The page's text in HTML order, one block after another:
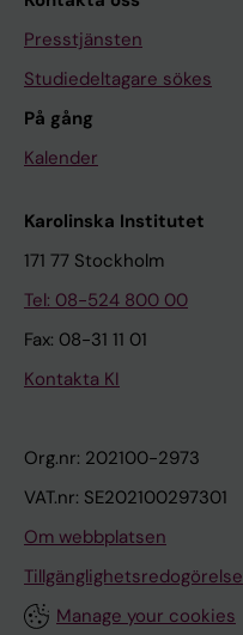
Presstjänsten
Studiedeltagare sökes
På gång
Kalender
Karolinska Institutet
171 77 Stockholm
Tel: 08-524 800 00
Fax: 08-31 11 01
Kontakta KI
Org.nr: 202100-2973
VAT.nr: SE202100297301
Om webbplatsen
Tillgänglighetsredogörelse
Manage your cookies